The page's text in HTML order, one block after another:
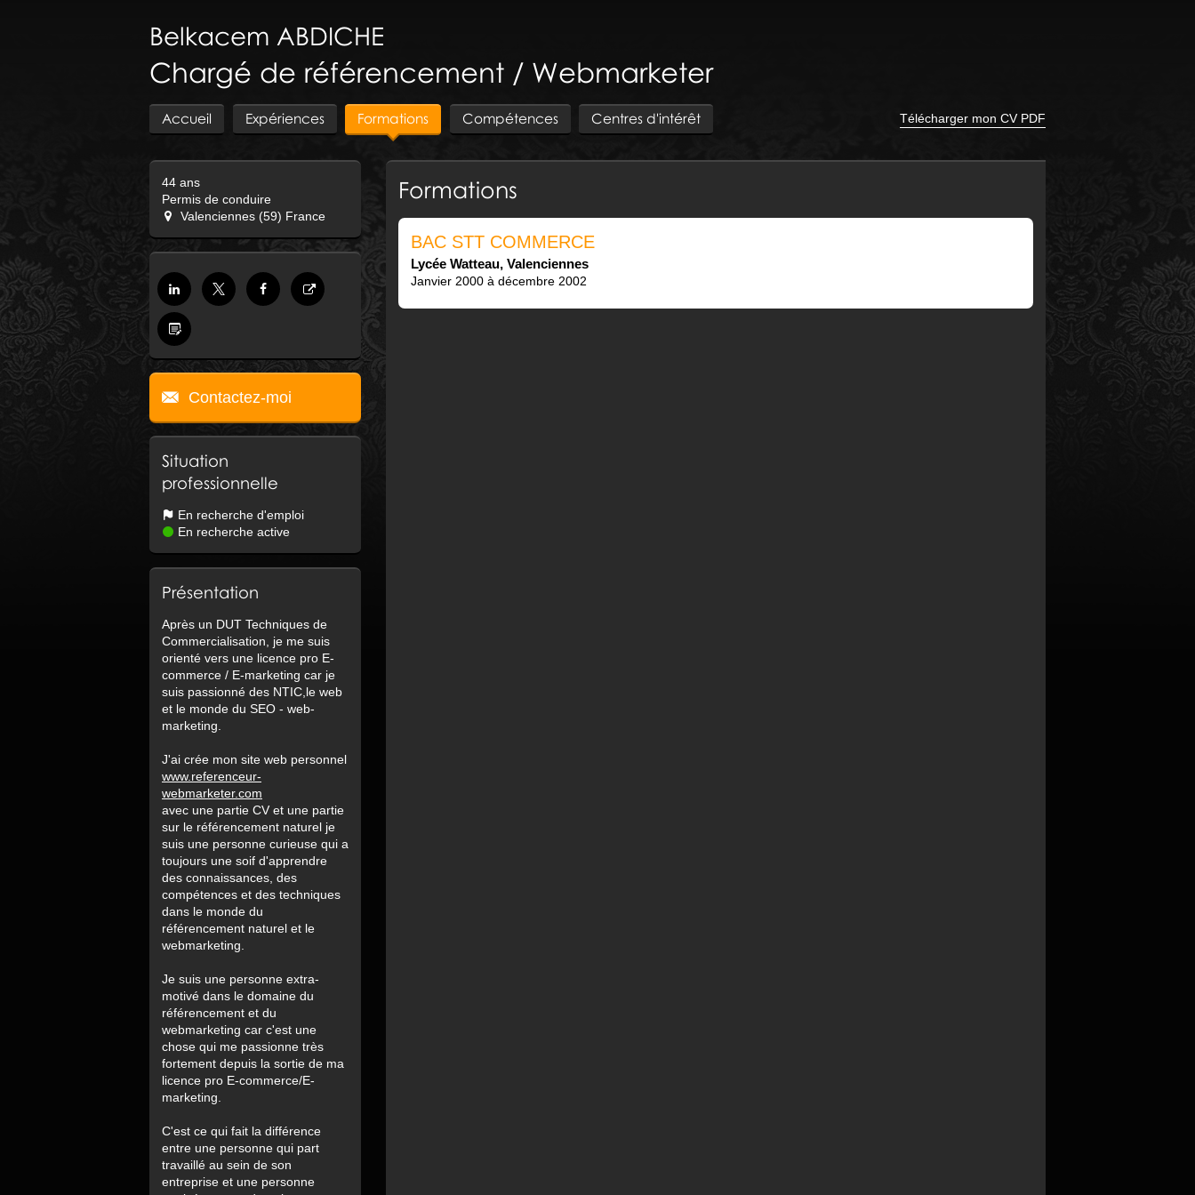
Belkacem ABDICHE
Chargé de référencement / Webmarketer
Accueil Expériences Formations Compétences Centres d'intérêt Télécharger mon CV PDF
44 ans
Permis de conduire
Valenciennes (59) France
Contactez-moi
Situation
professionnelle
En recherche d'emploi
En recherche active
Présentation
Après un DUT Techniques de
Commercialisation, je me suis
orienté vers une licence pro E-
commerce / E-marketing car je
suis passionné des NTIC,le web
et le monde du SEO - web-
marketing.
J'ai crée mon site web personnel
www.referenceur-
webmarketer.com
avec une partie CV et une partie
sur le référencement naturel je
suis une personne curieuse qui a
toujours une soif d'apprendre
des connaissances, des
compétences et des techniques
dans le monde du
référencement naturel et le
webmarketing.
Je suis une personne extra-
motivé dans le domaine du
référencement et du
webmarketing car c'est une
chose qui me passionne très
fortement depuis la sortie de ma
licence pro E-commerce/E-
marketing.
C'est ce qui fait la différence
entre une personne qui part
travaillé au sein de son
entreprise et une personne
Formations
BAC STT COMMERCE
Lycée Watteau, Valenciennes
Janvier 2000 à décembre 2002